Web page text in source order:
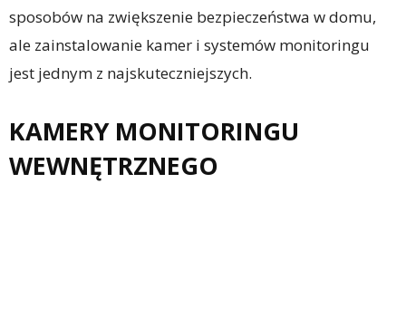
sposobów na zwiększenie bezpieczeństwa w domu,
ale zainstalowanie kamer i systemów monitoringu
jest jednym z najskuteczniejszych.
KAMERY MONITORINGU
WEWNĘTRZNEGO